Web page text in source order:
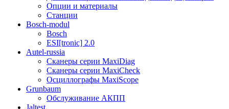
Опции и материалы
Станции
Bosch-modul
Bosch
ESI[tronic] 2.0
Autel-russia
Сканеры серии MaxiDiag
Сканеры серии MaxiCheck
Осциллографы MaxiScope
Grunbaum
Обслуживание АКПП
Jaltest